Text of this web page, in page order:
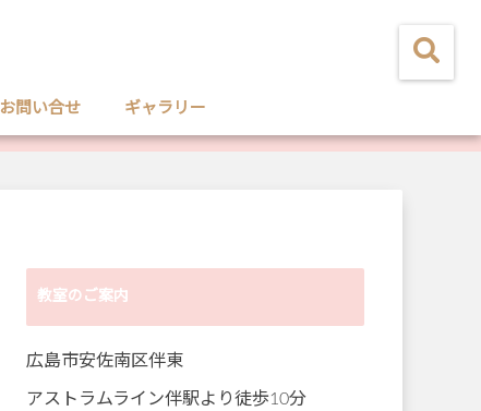
お問い合せ ギャラリー
教室のご案内
広島市安佐南区伴東
アストラムライン伴駅より徒歩10分